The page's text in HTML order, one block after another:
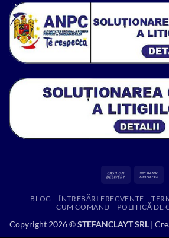
Cash
Delivery
BLOG ÎNTREBĂRI FRECVENTE
CUM COMAND
POLITICĂ DE
Copyright 2026 ©STEFANCLAYT SRL|